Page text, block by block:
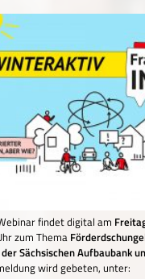
findet digital am
zum Thema
Sächsischen Aufbaubank
wird gebeten, unter: